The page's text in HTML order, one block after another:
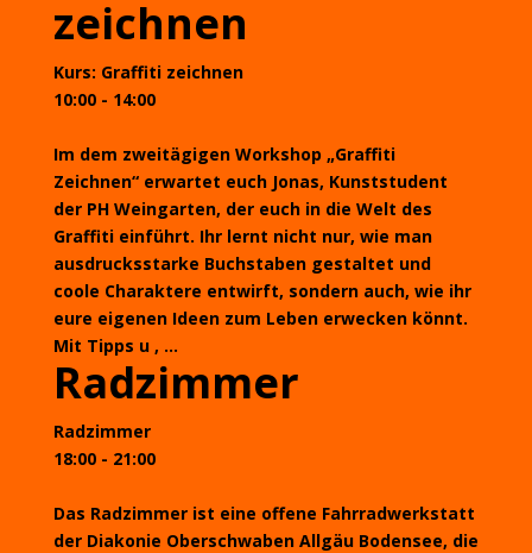
zeichnen
Kurs: Graffiti zeichnen
10:00 - 14:00
Im dem zweitägigen Workshop „Graffiti
Zeichnen“ erwartet euch Jonas, Kunststudent
der PH Weingarten, der euch in die Welt des
Graffiti einführt. Ihr lernt nicht nur, wie man
ausdrucksstarke Buchstaben gestaltet und
coole Charaktere entwirft, sondern auch, wie ihr
eure eigenen Ideen zum Leben erwecken könnt.
Mit Tipps u , ...
Radzimmer
Radzimmer
18:00 - 21:00
Das Radzimmer ist eine offene Fahrradwerkstatt
der Diakonie Oberschwaben Allgäu Bodensee, die